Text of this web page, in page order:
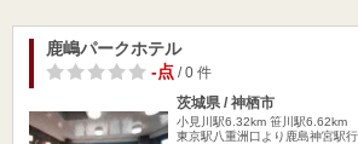
鹿嶋パークホテル
-点/ 0 件
茨城県 / 神栖市
小見川駅6.32km 笹川駅6.62km
東京駅八重洲口より鹿島神宮駅